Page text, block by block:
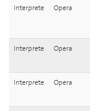
Interprete Opera
Interprete Opera
Interprete Opera